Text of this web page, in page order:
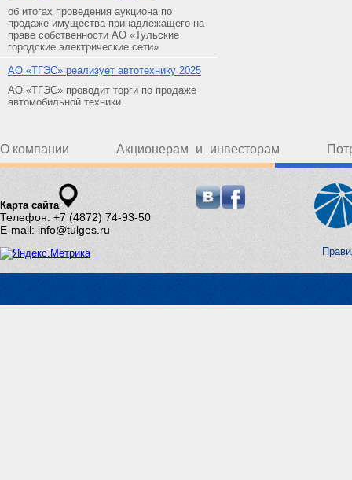
об итогах проведения аукциона по
продаже имущества принадлежащего на
праве собственности АО «Тульские
городские электрические сети»
АO «ТГЭС» реализует автотехнику 2025
АО «ТГЭС» проводит торги по продаже
автомобильной техники.
О компании Акционерам и инвесторам
Карта сайта
Телефон: +7 (4872) 74-93-50
E-mail: info@tulges.ru